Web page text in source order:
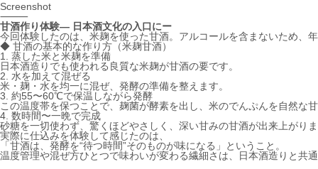
Screenshot
⸻
甘酒作り体験― 日本酒文化の入口にー
今回体験したのは、米麹を使った甘酒。アルコールを含まないため、
◆ 甘酒の基本的な作り方（米麹甘酒）
1. 蒸した米と米麹を準備
日本酒造りでも使われる良質な米麹が甘酒の要です。
2. 水を加えて混ぜる
米・麹・水を均一に混ぜ、発酵の準備を整えます。
3. 約55〜60℃で保温しながら発酵
この温度帯を保つことで、麹菌が酵素を出し、米のでんぷんを自然な
4. 数時間〜一晩で完成
砂糖を一切使わず、驚くほどやさしく、深い甘みの甘酒が出来上がり
実際に仕込みを体験して感じたのは、
「甘酒は、発酵を“待つ時間”そのものが味になる」ということ。
温度管理や混ぜ方ひとつで味わいが変わる繊細さは、日本酒造りと共